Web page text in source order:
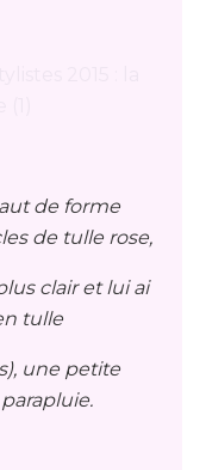
de forme
de tulle rose,
clair et lui ai
tulle
une petite